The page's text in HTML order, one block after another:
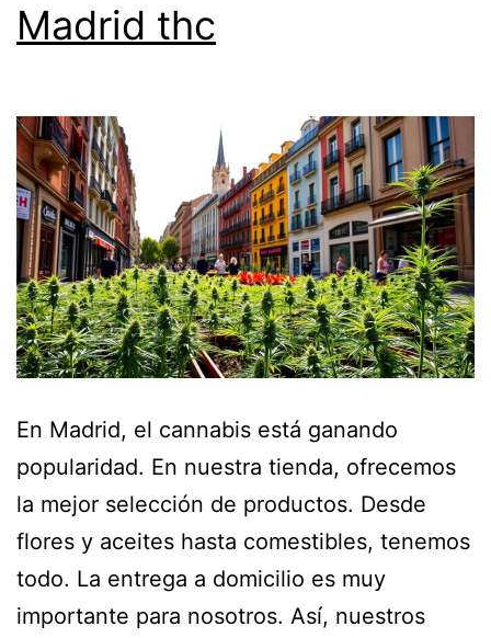
Madrid thc
En Madrid, el cannabis está ganando
popularidad. En nuestra tienda, ofrecemos
la mejor selección de productos. Desde
flores y aceites hasta comestibles, tenemos
todo. La entrega a domicilio es muy
importante para nosotros. Así, nuestros